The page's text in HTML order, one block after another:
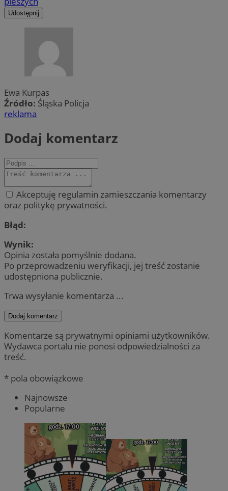
Udostępnij
Ewa Kurpas
Źródło: Śląska Policja
reklama
Dodaj komentarz
Akceptuję regulamin zamieszczania komentarzy
oraz politykę prywatności.
Błąd:
Wynik:
Opinia została pomyślnie dodana.
Po przeprowadzeniu weryfikacji, jej treść zostanie
udostępniona publicznie.
Trwa wysyłanie komentarza ...
Dodaj komentarz
Komentarze są prywatnymi opiniami użytkowników.
Wydawca portalu nie ponosi odpowiedzialności za
treść.
* pola obowiązkowe
Najnowsze
Popularne